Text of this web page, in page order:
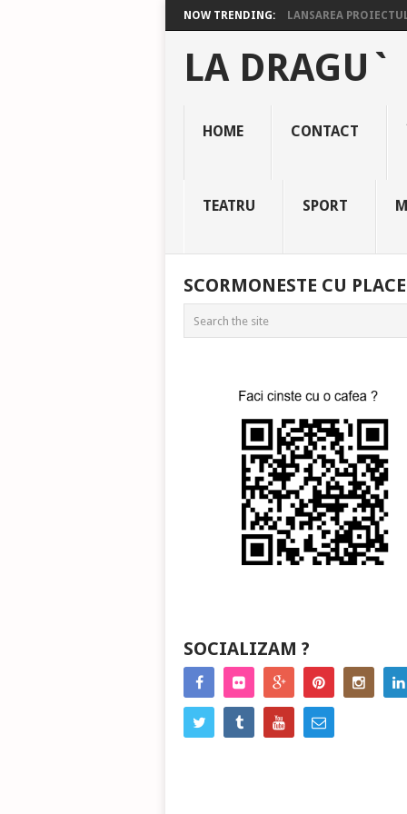
NOW TRENDING: LANSAREA
LA DRAGU`
HOME CONTACT
TEATRU SPORT
SCORMONESTE CU
SOCIALIZAM ?